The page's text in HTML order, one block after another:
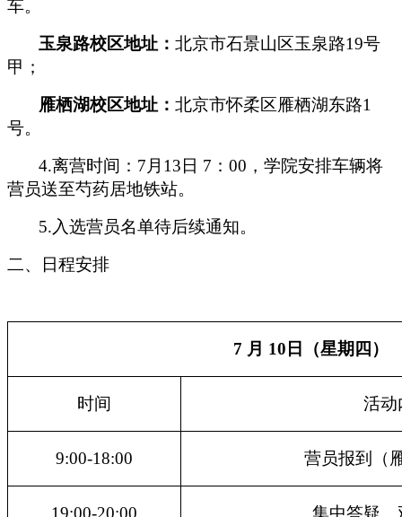
车。
玉泉路校区地址： 北京市石景山区玉泉路19号
甲；
雁栖湖校区地址： 北京市怀柔区雁栖湖东路1
号。
4.离营时间：7月13日 7：00，学院安排车辆将
营员送至芍药居地铁站。
5.入选营员名单待后续通知。
二、日程安排
7 月 10 日（星期 四 ）
时间 活动
9:00-18:00 营员报到（